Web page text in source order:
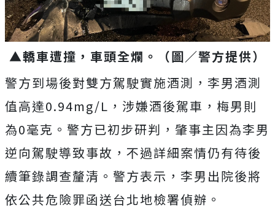
▲轎車遭撞，車頭全爛。（圖／警方提供）
警方到場後對雙方駕駛實施酒測，李男酒測
值高達0.94mg/L，涉嫌酒後駕車，梅男則
為0毫克。警方已初步研判，肇事主因為李男
逆向駕駛導致事故，不過詳細案情仍有待後
續筆錄調查釐清。警方表示，李男出院後將
依公共危險罪函送台北地檢署偵辦。